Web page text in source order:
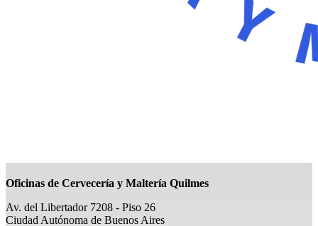
Oficinas de Cervecería y Maltería Quilmes
Av. del Libertador 7208 - Piso 26
Ciudad Autónoma de Buenos Aires